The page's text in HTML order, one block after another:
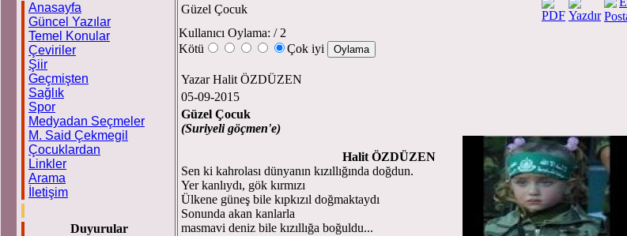
Anasayfa
Güncel Yazılar
Temel Konular
Çeviriler
Şiir
Geçmişten
Sağlık
Spor
Medyadan Seçmeler
M. Said Çekmegil
Çocuklardan
Linkler
Arama
İletişim
Duyurular
Güzel Çocuk
Kullanıcı Oylama: / 2
Kötü
Çok iyi
Yazar Halit ÖZDÜZEN
05-09-2015
Güzel Çocuk
(Suriyeli göçmen'e)
Halit ÖZDÜZEN
Sen ki kahrolası dünyanın kızıllığında doğdun.
Yer kanlıydı, gök kırmızı
Ülkene güneş bile kıpkızıl doğmaktaydı
Sonunda akan kanlarla
masmavi deniz bile kızıllığa boğuldu...